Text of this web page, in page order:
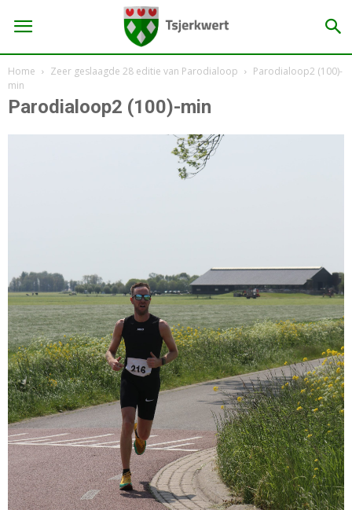
Home Zeer geslaagde 28 editie van Parodialoop
Parodialoop2 (100)-
min
Parodialoop2 (100)-min